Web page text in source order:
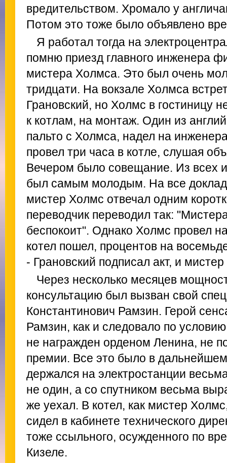
вредительством. Хромало у
Потом это тоже было объявлено
Я работал тогда на
помню приезд главного инженера
мистера Холмса. Это был очень
тридцати. На вокзале Холмса
Грановский, но Холмс в гостиницу
к котлам, на монтаж. Один из
пальто с Холмса, надел на
провел три часа в котле, слушая
Вечером было совещание. Из всех
был самым молодым. На все
мистер Холмс отвечал одним
переводчик переводил так:
беспокоит". Однако Холмс провел
котел пошел, процентов на
- Грановский подписал акт, и
Через несколько месяцев
консультацию был вызван свой
Константинович Рамзин. Герой
Рамзин, как и следовало по
не награжден орденом Ленина, не
премии. Все это было в
держался на электростанции
не один, а со спутником весьма
же уехал. В котел, как мистер
сидел в кабинете технического
тоже ссыльного, осужденного по
Кизеле.